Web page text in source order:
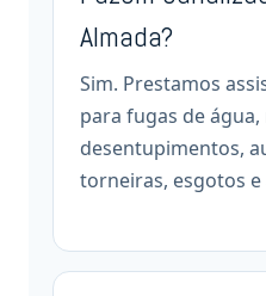
Almada?
Sim. Prestamos
para fugas de
desentupimentos,
torneiras, esgotos